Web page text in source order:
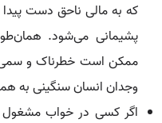
که به مالی ناحق دست
پشیمانی می‌شود.
ممکن است خطرناک و سمی
وجدان انسان سنگینی به
اگر کسی در خواب مشغول